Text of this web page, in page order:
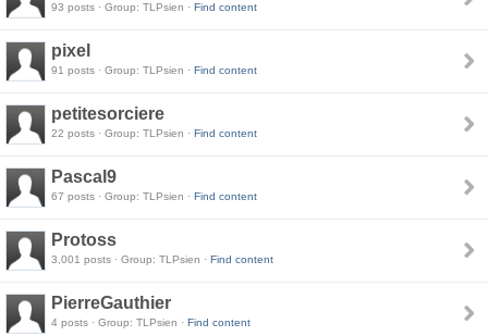
93 posts · Group: TLPsien · Find content
pixel
91 posts · Group: TLPsien · Find content
petitesorciere
22 posts · Group: TLPsien · Find content
Pascal9
67 posts · Group: TLPsien · Find content
Protoss
3,001 posts · Group: TLPsien · Find content
PierreGauthier
4 posts · Group: TLPsien · Find content